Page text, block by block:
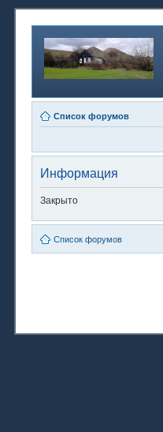
Список форумов
Информация
Закрыто
Список форумов